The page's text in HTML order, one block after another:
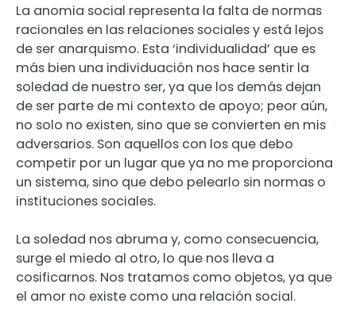
La anomia social representa la falta de normas
racionales en las relaciones sociales y está lejos
de ser anarquismo. Esta ‘individualidad’ que es
más bien una individuación nos hace sentir la
soledad de nuestro ser, ya que los demás dejan
de ser parte de mi contexto de apoyo; peor aún,
no solo no existen, sino que se convierten en mis
adversarios. Son aquellos con los que debo
competir por un lugar que ya no me proporciona
un sistema, sino que debo pelearlo sin normas o
instituciones sociales.
La soledad nos abruma y, como consecuencia,
surge el miedo al otro, lo que nos lleva a
cosificarnos. Nos tratamos como objetos, ya que
el amor no existe como una relación social.